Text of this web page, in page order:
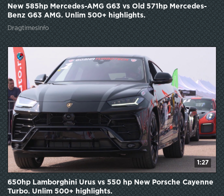
New 585hp Mercedes-AMG G63 vs Old 571hp Mercedes-
Benz G63 AMG. Unlim 500+ highlights.
DragtimesInfo
1:27
650hp Lamborghini Urus vs 550 hp New Porsche Cayenne
Turbo. Unlim 500+ highlights.